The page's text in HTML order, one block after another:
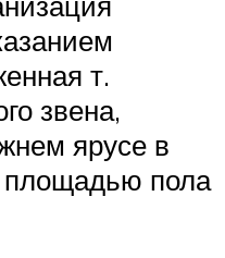
т.
звена,
ярусе в
площадью пола